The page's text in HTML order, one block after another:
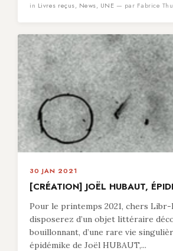
in Livres reçus, News, UNE — par Fabrice
30 JAN 2021
[CRÉATION] JOËL HUBAUT,
Pour le printemps 2021, chers
disposerez d’un objet littéraire
bouillonnant, d’une rare vie
épidémike de Joël HUBAUT,...